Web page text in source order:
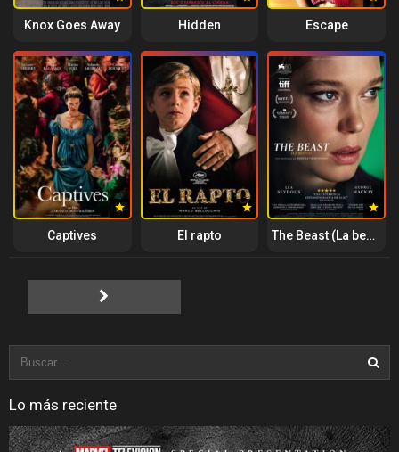
Knox Goes Away Hidden Escape
Captives El rapto The Beast (La bestia)
Lo más reciente